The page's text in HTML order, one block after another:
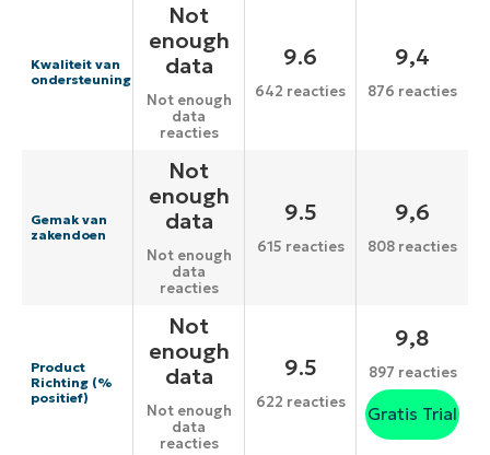
Kwaliteit van
ondersteuning
Not
enough
data
Not enough
data
reacties
9.6
642 reacties
9,4
876 reacties
Gemak van
zakendoen
Not
enough
data
Not enough
data
reacties
9.5
615 reacties
9,6
808 reacties
Product
Richting (%
positief)
Not
enough
data
Not enough
data
reacties
9.5
622 reacties
9,8
897 reacties
Gratis Trial